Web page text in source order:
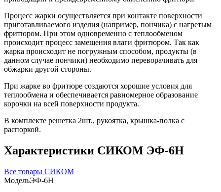
Процесс жарки осуществляется при контакте поверхности
приготавливаемого изделия (например, пончика) с нагретым
фритюром. При этом одновременно с теплообменом
происходит процесс замещения влаги фритюром. Так как
жарка происходит не погружным способом, продукты (в
данном случае пончики) необходимо переворачивать для
обжарки другой стороны.
При жарке во фритюре создаются хорошие условия для
теплообмена и обеспечивается равномерное образование
корочки на всей поверхности продукта.
В комплекте решетка 2шт., рукоятка, крышка-полка с
распоркой.
Характеристики СИКОМ ЭФ-6H
Все товары СИКОМ
МодельЭФ-6H